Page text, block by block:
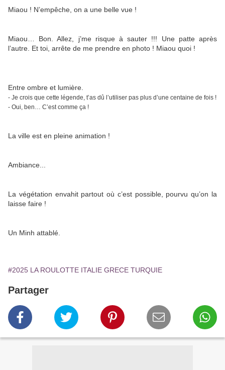
Miaou ! N’empêche, on a une belle vue !
Miaou… Bon. Allez, j’me risque à sauter !!! Une patte après
l’autre. Et toi, arrête de me prendre en photo ! Miaou quoi !
Entre ombre et lumière.
- Je crois que cette légende, t’as dû l’utiliser pas plus d’une centaine de fois !
- Oui, ben… C’est comme ça !
La ville est en pleine animation !
Ambiance...
La végétation envahit partout où c’est possible, pourvu qu’on la
laisse faire !
Un Minh attablé.
#2025 LA ROULOTTE ITALIE GRECE TURQUIE
Partager